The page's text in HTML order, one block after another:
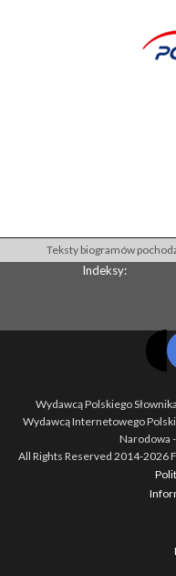
Teksty biogramów
Indeksy:
Wydawcą Polskiego
Wydawcą Internetowego
Narodowa
All Rights Reserved 2014-2026